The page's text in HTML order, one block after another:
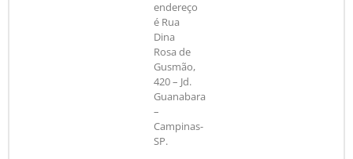
endereço
é Rua
Dina
Rosa de
Gusmão,
420 – Jd.
Guanabara
–
Campinas-
SP.